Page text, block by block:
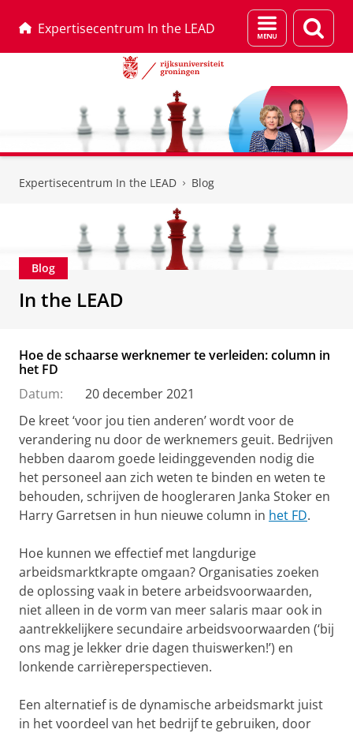
Expertisecentrum In the LEAD
Menu
en
Expertisecentrum In the LEAD Blog
Blog
In the LEAD
Hoe de schaarse werknemer te verleiden: column in
het FD
Datum:
20 december 2021
De kreet ‘voor jou tien anderen’ wordt voor de
verandering nu door de werknemers geuit. Bedrijven
hebben daarom goede leidinggevenden nodig die
het personeel aan zich weten te binden en weten te
behouden, schrijven de hoogleraren Janka Stoker en
Harry Garretsen in hun nieuwe column in het FD.
Hoe kunnen we effectief met langdurige
arbeidsmarktkrapte omgaan? Organisaties zoeken
de oplossing vaak in betere arbeidsvoorwaarden,
niet alleen in de vorm van meer salaris maar ook in
aantrekkelijkere secundaire arbeidsvoorwaarden (‘bij
ons mag je lekker drie dagen thuiswerken!’) en
lonkende carrièreperspectieven.
Een alternatief is de dynamische arbeidsmarkt juist
in het voordeel van het bedrijf te gebruiken, door